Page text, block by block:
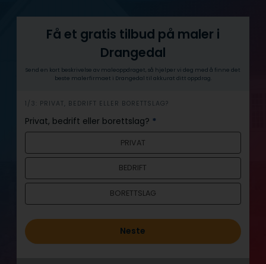
Få et gratis tilbud på maler i
Drangedal
Send en kort beskrivelse av maleoppdraget, så hjelper vi deg med å finne det
beste malerfirmaet i Drangedal til akkurat ditt oppdrag.
h
e
r
1/3: PRIVAT, BEDRIFT ELLER BORETTSLAG?
Privat, bedrift eller borettslag? *
PRIVAT
BEDRIFT
BORETTSLAG
Neste